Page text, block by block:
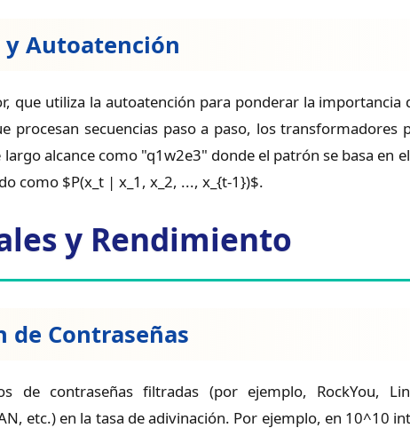
y Autoatención
que utiliza la autoatención para ponderar la importancia
procesan secuencias paso a paso, los transformadores
alcance como "q1w2e3" donde el patrón se basa en
como $P(x_t | x_1, x_2, ..., x_{t-1})$.
y Rendimiento
de Contraseñas
de contraseñas filtradas (por ejemplo, RockYou,
etc.) en la tasa de adivinación. Por ejemplo, en 10^10